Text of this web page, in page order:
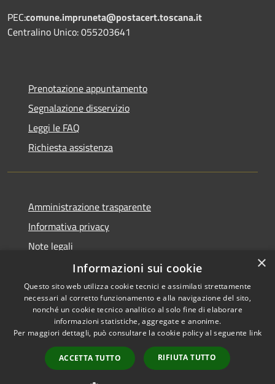
PEC:comune.impruneta@postacert.toscana.it
Centralino Unico: 055203641
Prenotazione appuntamento
Segnalazione disservizio
Leggi le FAQ
Richiesta assistenza
Amministrazione trasparente
Informativa privacy
Note legali
Dichiarazione di accessibilità
RSS
Accessibilità
Copyright © 2026 • Comune di
Municipium•
Accesso
redazione
×
Informazioni sui cookie
Questo sito web utilizza cookie tecnici e assimilati strettamente
necessari al corretto funzionamento e alla navigazione del sito,
nonché un cookie tecnico analitico al solo fine di elaborare
informazioni statistiche, aggregate e anonime.
Per maggiori dettagli, può consultare la cookie policy al seguente link
ACCETTA TUTTO RIFIUTA TUTTO